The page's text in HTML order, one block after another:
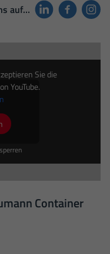
auf…
Sie die
YouTube.
Container